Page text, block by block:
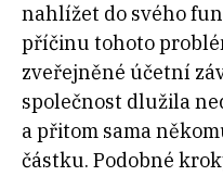
nahlížet do svého
příčinu tohoto
zveřejněné účetní
společnost dlužila
a přitom sama
částku. Podobné